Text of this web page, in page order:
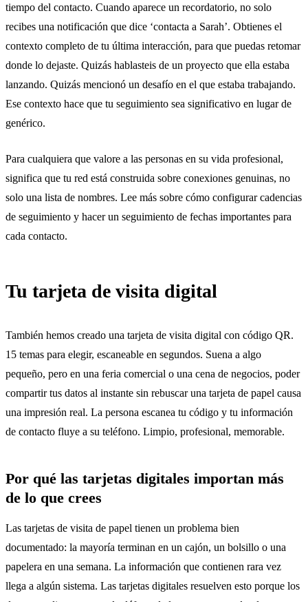
tiempo del contacto. Cuando aparece un recordatorio, no solo
recibes una notificación que dice ‘contacta a Sarah’. Obtienes el
contexto completo de tu última interacción, para que puedas retomar
donde lo dejaste. Quizás hablasteis de un proyecto que ella estaba
lanzando. Quizás mencionó un desafío en el que estaba trabajando.
Ese contexto hace que tu seguimiento sea significativo en lugar de
genérico.
Para cualquiera que valore a las personas en su vida profesional,
significa que tu red está construida sobre conexiones genuinas, no
solo una lista de nombres. Lee más sobre cómo configurar cadencias
de seguimiento y hacer un seguimiento de fechas importantes para
cada contacto.
Tu tarjeta de visita digital
También hemos creado una tarjeta de visita digital con código QR.
15 temas para elegir, escaneable en segundos. Suena a algo
pequeño, pero en una feria comercial o una cena de negocios, poder
compartir tus datos al instante sin rebuscar una tarjeta de papel causa
una impresión real. La persona escanea tu código y tu información
de contacto fluye a su teléfono. Limpio, profesional, memorable.
Por qué las tarjetas digitales importan más
de lo que crees
Las tarjetas de visita de papel tienen un problema bien
documentado: la mayoría terminan en un cajón, un bolsillo o una
papelera en una semana. La información que contienen rara vez
llega a algún sistema. Las tarjetas digitales resuelven esto porque los